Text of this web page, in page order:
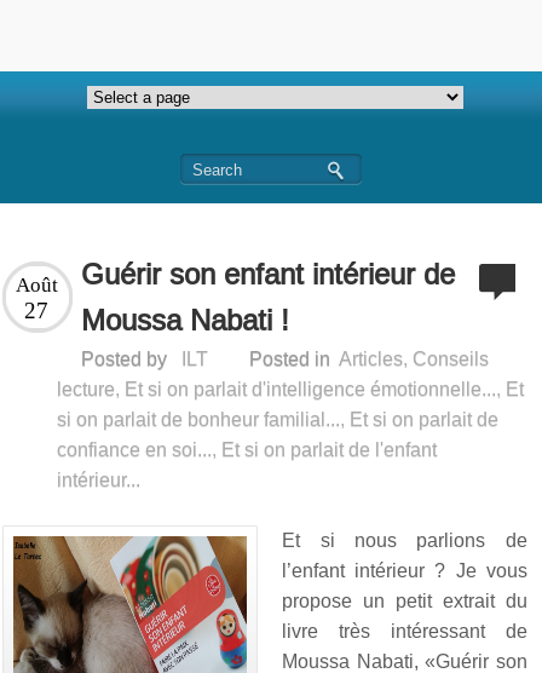
Guérir son enfant intérieur de
Moussa Nabati !
Août
27
Posted by ILT Posted in Articles, Conseils
lecture, Et si on parlait d'intelligence émotionnelle..., Et
si on parlait de bonheur familial..., Et si on parlait de
confiance en soi..., Et si on parlait de l'enfant
intérieur...
Et si nous parlions de
l’enfant intérieur ? Je vous
propose un petit extrait du
livre très intéressant de
Moussa Nabati, «Guérir son